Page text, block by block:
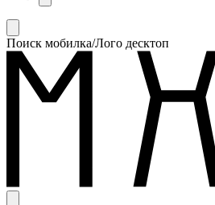
Поиск мобилка/Лого десктоп